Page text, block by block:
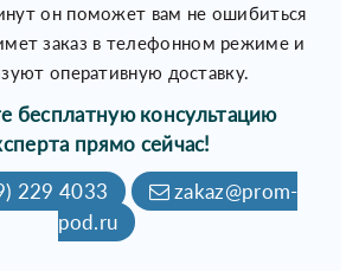
он поможет вам не ошибиться
заказ в телефонном режиме и
оперативную доставку.
бесплатную консультацию
прямо сейчас!
229 4033
zakaz@prom-
pod.ru